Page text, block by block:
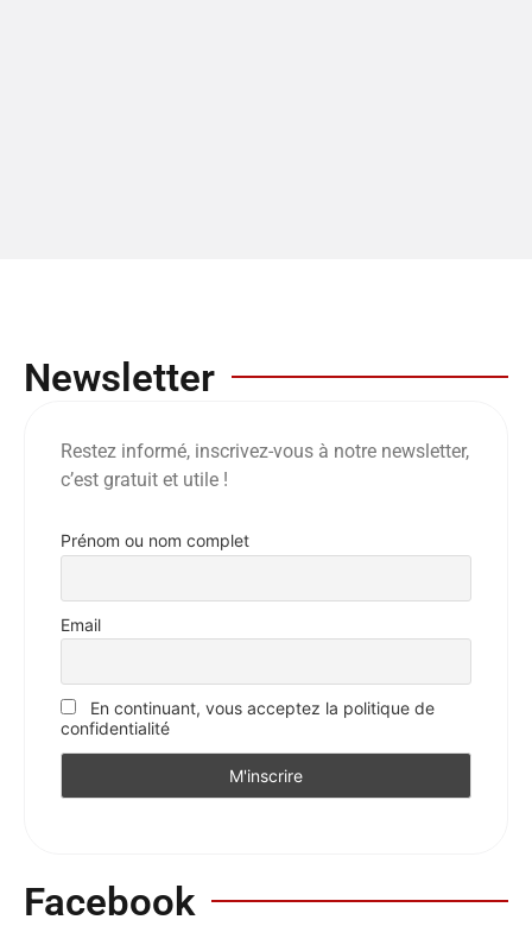
Newsletter
Restez informé, inscrivez-vous à notre newsletter,
c’est gratuit et utile !
Prénom ou nom complet
Email
En continuant, vous acceptez la politique de
confidentialité
Facebook